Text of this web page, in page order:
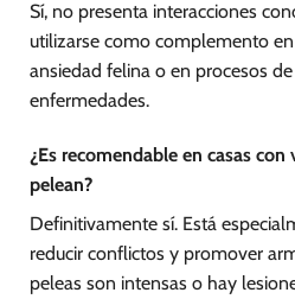
Sí, no presenta interacciones
utilizarse como complemento
ansiedad felina o en procesos
enfermedades.
¿Es recomendable en casas con
pelean?
Definitivamente sí. Está
reducir conflictos y promover
peleas son intensas o hay